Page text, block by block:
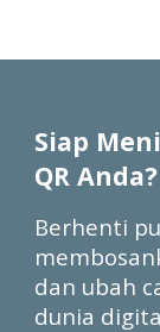
Siap
QR Anda?
Berhenti
dan ubah
dunia